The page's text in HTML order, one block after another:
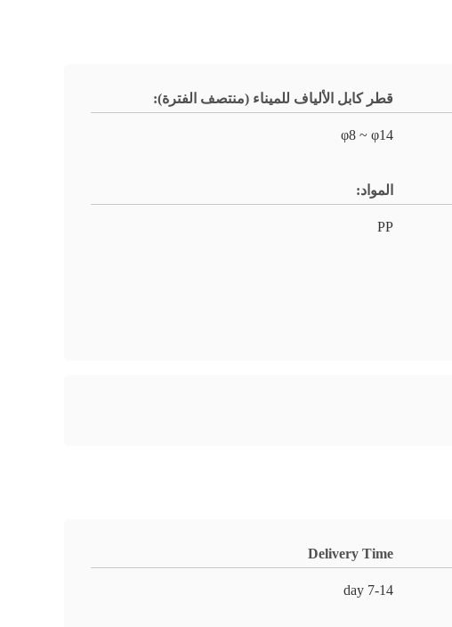
قطر كابل الألياف للميناء (منتصف الفترة):
φ8 ~ φ14
المواد:
PP
Delivery Time
7-14 day